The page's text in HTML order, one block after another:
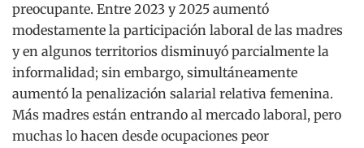
preocupante. Entre 2023 y 2025 aumentó
modestamente la participación laboral de las madres
y en algunos territorios disminuyó parcialmente la
informalidad; sin embargo, simultáneamente
aumentó la penalización salarial relativa femenina.
Más madres están entrando al mercado laboral, pero
muchas lo hacen desde ocupaciones peor